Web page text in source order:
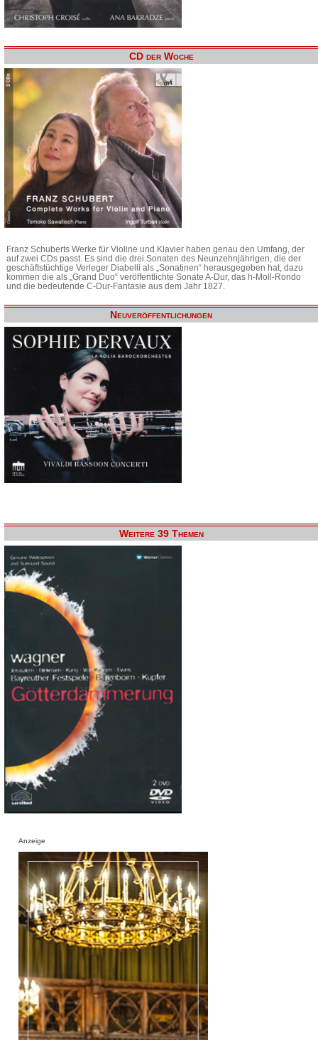
CD der Woche
Franz Schuberts Werke für Violine und Klavier haben genau den Umfang, der
auf zwei CDs passt. Es sind die drei Sonaten des Neunzehnjährigen, die der
geschäftstüchtige Verleger Diabelli als „Sonatinen“ herausgegeben hat, dazu
kommen die als „Grand Duo“ veröffentlichte Sonate A-Dur, das h-Moll-Rondo
und die bedeutende C-Dur-Fantasie aus dem Jahr 1827.
Neuveröffentlichungen
Weitere 39 Themen
Anzeige